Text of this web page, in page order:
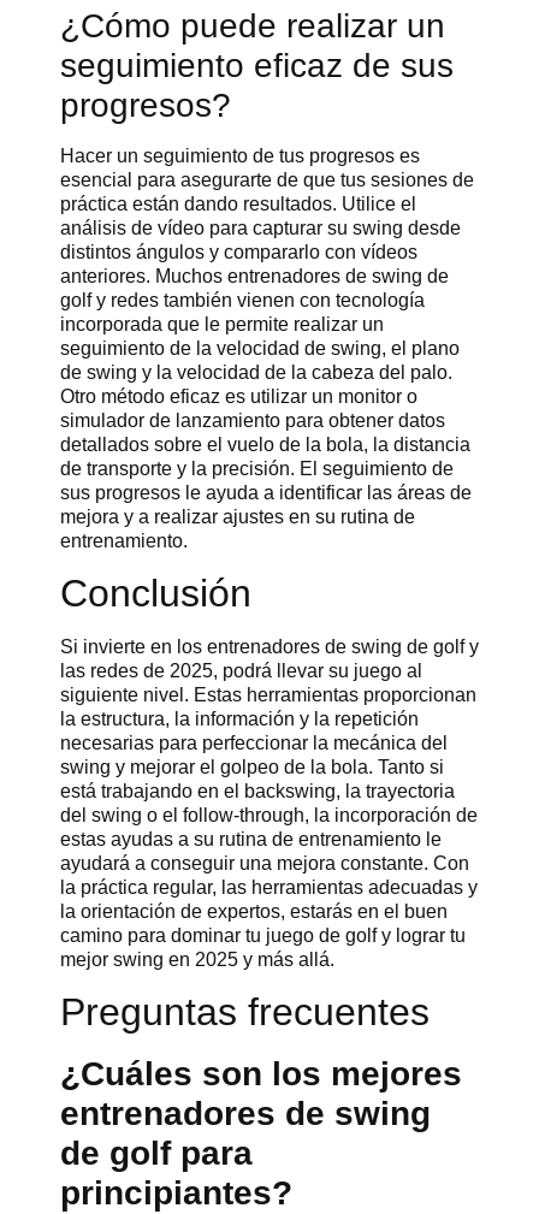
¿Cómo puede realizar un
seguimiento eficaz de sus
progresos?
Hacer un seguimiento de tus progresos es
esencial para asegurarte de que tus sesiones de
práctica están dando resultados. Utilice el
análisis de vídeo para capturar su swing desde
distintos ángulos y compararlo con vídeos
anteriores. Muchos entrenadores de swing de
golf y redes también vienen con tecnología
incorporada que le permite realizar un
seguimiento de la velocidad de swing, el plano
de swing y la velocidad de la cabeza del palo.
Otro método eficaz es utilizar un monitor o
simulador de lanzamiento para obtener datos
detallados sobre el vuelo de la bola, la distancia
de transporte y la precisión. El seguimiento de
sus progresos le ayuda a identificar las áreas de
mejora y a realizar ajustes en su rutina de
entrenamiento.
Conclusión
Si invierte en los entrenadores de swing de golf y
las redes de 2025, podrá llevar su juego al
siguiente nivel. Estas herramientas proporcionan
la estructura, la información y la repetición
necesarias para perfeccionar la mecánica del
swing y mejorar el golpeo de la bola. Tanto si
está trabajando en el backswing, la trayectoria
del swing o el follow-through, la incorporación de
estas ayudas a su rutina de entrenamiento le
ayudará a conseguir una mejora constante. Con
la práctica regular, las herramientas adecuadas y
la orientación de expertos, estarás en el buen
camino para dominar tu juego de golf y lograr tu
mejor swing en 2025 y más allá.
Preguntas frecuentes
¿Cuáles son los mejores
entrenadores de swing
de golf para
principiantes?